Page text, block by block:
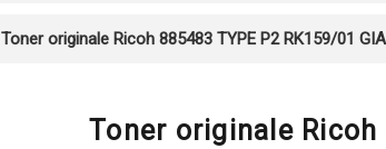
Toner originale Ricoh 885483 TYPE P2 RK159/01
Toner originale Ricoh